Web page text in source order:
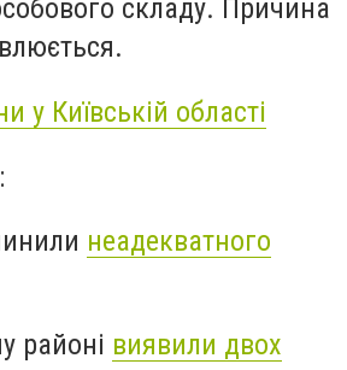
складу. Причина
у Київській області
неадекватного
районі виявили двох